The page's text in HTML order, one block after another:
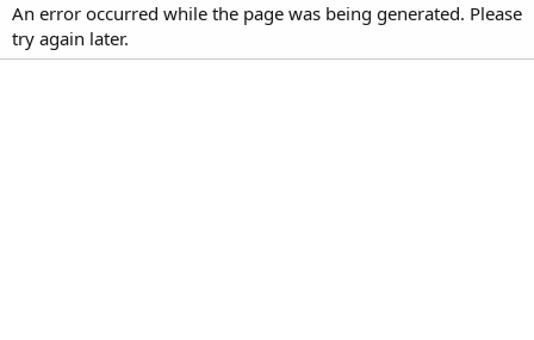
An error occurred while the page was being generated. Please
try again later.